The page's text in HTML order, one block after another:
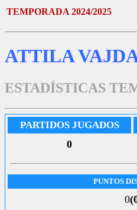
TEMPORADA 2024/2025
ATTILA
ESTADÍSTICAS
PARTIDOS JUGADOS
0
PUNTOS
0